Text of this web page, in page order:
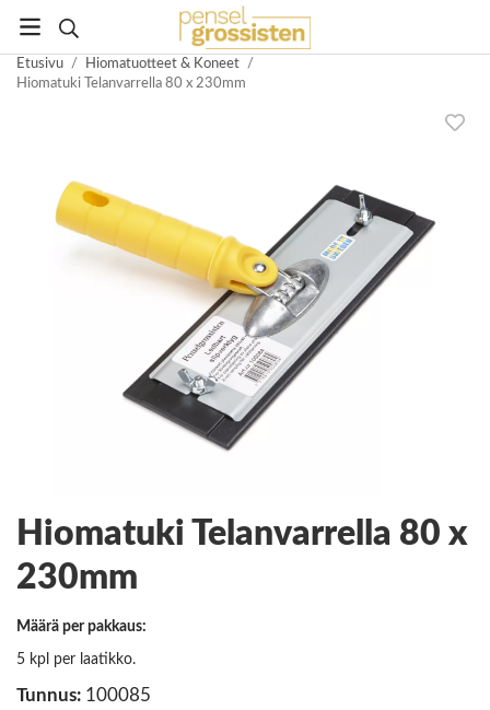
Etusivu / Hiomatuotteet & Koneet /
Hiomatuki Telanvarrella 80 x 230mm
Hiomatuki Telanvarrella 80 x
230mm
Määrä per pakkaus:
5 kpl per laatikko.
Tunnus: 100085